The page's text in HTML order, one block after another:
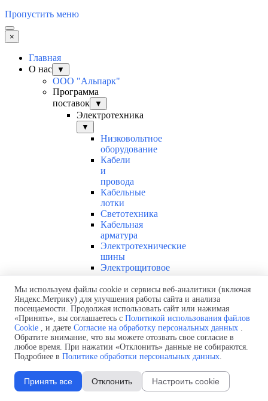
Пропустить меню
×
Главная
О нас
▼
ООО "Альпарк"
Программа
поставок
▼
Электротехника
▼
Низковольтное
оборудование
Кабели
и
провода
Кабельные
лотки
Светотехника
Кабельная
арматура
Электротехнические
шины
Электрощитовое
оборудование
Приводная
техника ▼
Преобразователи
частоты
Редукторы
и
мотор-
Линейные
Мы используем файлы cookie и сервисы веб-аналитики (включая
Яндекс.Метрику) для улучшения работы сайта и анализа
посещаемости. Продолжая использовать сайт или нажимая
«Принять», вы соглашаетесь с Политикой использования файлов
Cookie , и даете Согласие на обработку персональных данных .
Обратите внимание, что вы можете отозвать свое согласие в
любое время. При нажатии «Отклонить» данные не собираются.
Подробнее в Политике обработки персональных данных.
Принять все Отклонить Настроить cookie